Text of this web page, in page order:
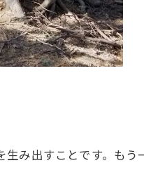
み出すことです。もう